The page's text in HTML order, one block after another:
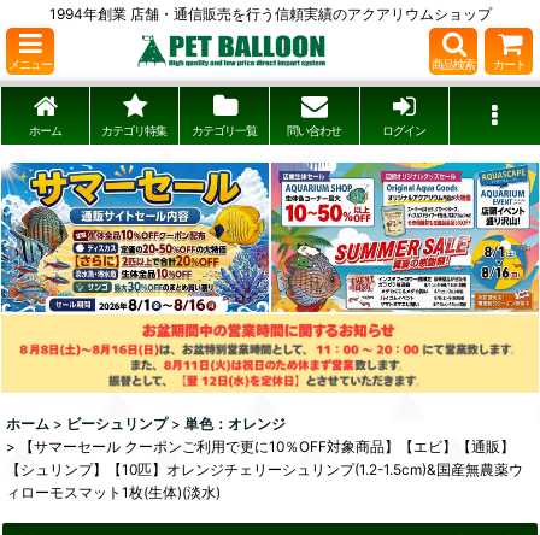
1994年創業 店舗・通信販売を行う信頼実績のアクアリウムショップ
メニュー 商品検索 カート
ホーム カテゴリ特集 カテゴリ一覧 問い合わせ ログイン
ホーム > ビーシュリンプ > 単色：オレンジ
>
【サマーセール クーポンご利用で更に10％OFF対象商品】【エビ】【通販】
【シュリンプ】【10匹】オレンジチェリーシュリンプ(1.2-1.5cm)&国産無農薬ウ
ィローモスマット1枚(生体)(淡水)